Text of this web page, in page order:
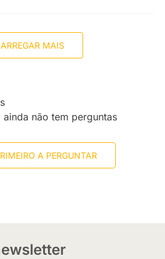
MAIS
ainda não tem perguntas
A PERGUNTAR